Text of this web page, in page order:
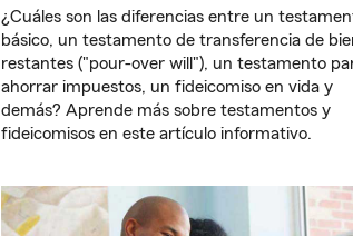
¿Cuáles son las diferencias entre un
básico, un testamento de transferencia de
restantes ("pour-over will"), un testamento
ahorrar impuestos, un fideicomiso en vida y
demás? Aprende más sobre testamentos y
fideicomisos en este artículo informativo.